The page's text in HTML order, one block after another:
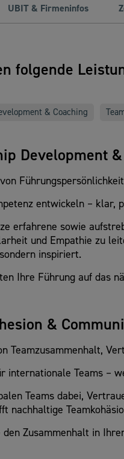
UBIT & Firmeninfos
folgende
& Coaching
Development
entwickeln – klar,
erfahrene sowie
und Empathie zu
inspiriert.
Ihre Führung auf das
&
Teamzusammenhalt,
internationale Teams –
Teams dabei,
nachhaltige
Zusammenhalt in